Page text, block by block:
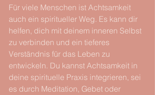
Für viele Menschen ist Achtsamkeit
auch ein spiritueller Weg. Es kann dir
helfen, dich mit deinem inneren Selbst
zu verbinden und ein tieferes
Verständnis für das Leben zu
entwickeln. Du kannst Achtsamkeit in
deine spirituelle Praxis integrieren, sei
es durch Meditation, Gebet oder